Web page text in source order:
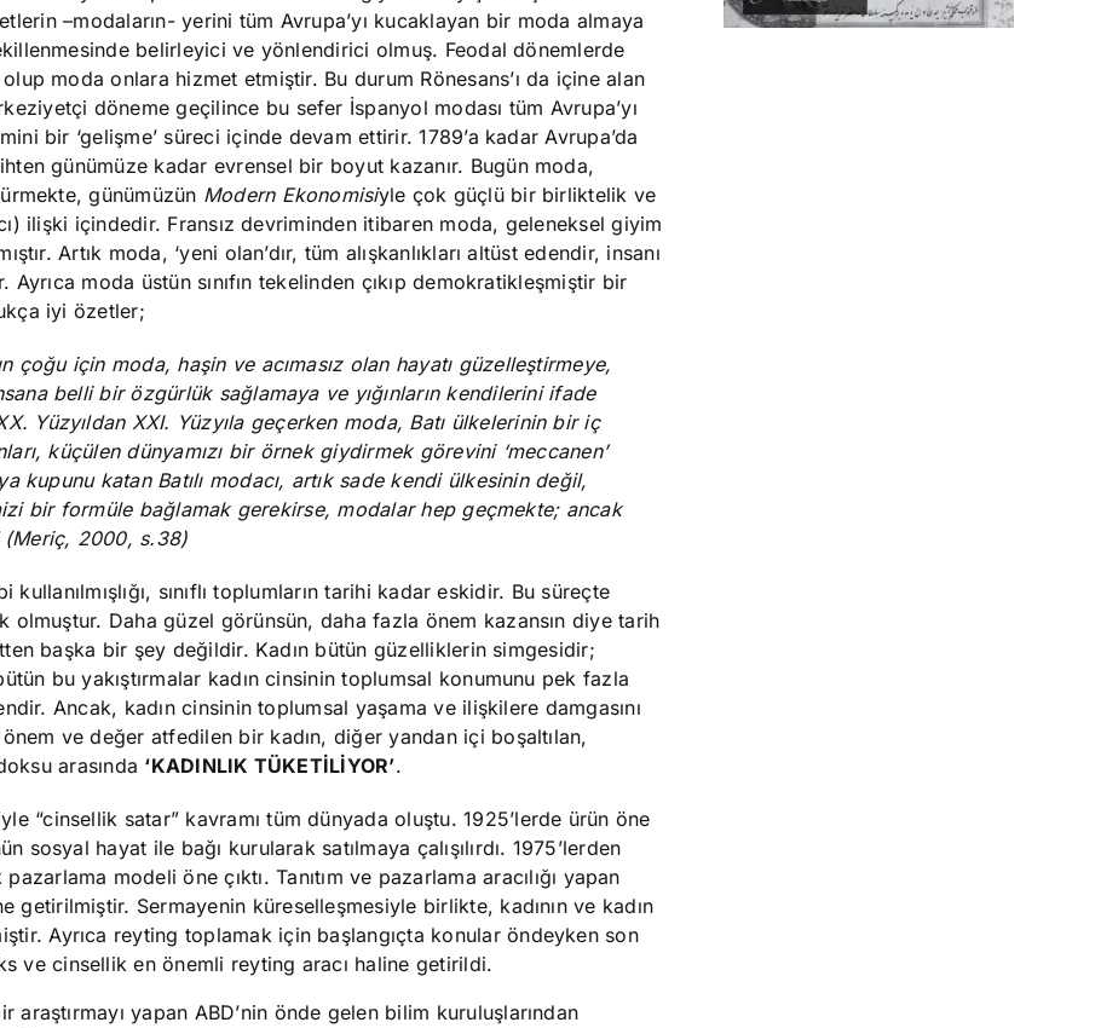
–modaların- yerini tüm Avrupa’yı kucaklayan bir moda almaya
belirleyici ve yönlendirici olmuş. Feodal dönemlerde
moda onlara hizmet etmiştir. Bu durum Rönesans’ı da içine alan
döneme geçilince bu sefer İspanyol modası tüm Avrupa’yı
bir ‘gelişme’ süreci içinde devam ettirir. 1789’a kadar Avrupa’da
günümüze kadar evrensel bir boyut kazanır. Bugün moda,
günümüzün Modern Ekonomisiyle çok güçlü bir birliktelik ve
ilişki içindedir. Fransız devriminden itibaren moda, geleneksel giyim
Artık moda, ‘yeni olan’dır, tüm alışkanlıkları altüst edendir, insanı
Ayrıca moda üstün sınıfın tekelinden çıkıp demokratikleşmiştir bir
iyi özetler;
çoğu için moda, haşin ve acımasız olan hayatı güzelleştirmeye,
belli bir özgürlük sağlamaya ve yığınların kendilerini ifade
Yüzyıldan XXI. Yüzyıla geçerken moda, Batı ülkelerinin bir iç
küçülen dünyamızı bir örnek giydirmek görevini ‘meccanen’
katan Batılı modacı, artık sade kendi ülkesinin değil,
bir formüle bağlamak gerekirse, modalar hep geçmekte; ancak
(Meriç, 2000, s.38)
sınıflı toplumların tarihi kadar eskidir. Bu süreçte
olmuştur. Daha güzel görünsün, daha fazla önem kazansın diye tarih
başka bir şey değildir. Kadın bütün güzelliklerin simgesidir;
bu yakıştırmalar kadın cinsinin toplumsal konumunu pek fazla
Ancak, kadın cinsinin toplumsal yaşama ve ilişkilere damgasını
ve değer atfedilen bir kadın, diğer yandan içi boşaltılan,
arasında ‘KADINLIK TÜKETİLİYOR’.
“cinsellik satar” kavramı tüm dünyada oluştu. 1925’lerde ürün öne
sosyal hayat ile bağı kurularak satılmaya çalışılırdı. 1975’lerden
modeli öne çıktı. Tanıtım ve pazarlama aracılığı yapan
getirilmiştir. Sermayenin küreselleşmesiyle birlikte, kadının ve kadın
Ayrıca reyting toplamak için başlangıçta konular öndeyken son
ve cinsellik en önemli reyting aracı haline getirildi.
araştırmayı yapan ABD’nin önde gelen bilim kuruluşlarından